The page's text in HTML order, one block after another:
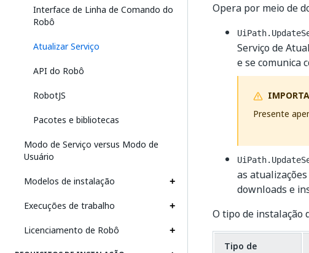
Interface de Linha de Comando do
Robô
Atualizar Serviço
API do Robô
RobotJS
Pacotes e bibliotecas
Modo de Serviço versus Modo de
Usuário
Modelos de instalação
Execuções de trabalho
Licenciamento de Robô
Opera por meio de
Serviço de
e se comunica
Presente
as
downloads e
O tipo de instalação
Tipo de